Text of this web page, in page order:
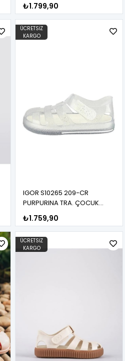
₺1.799,90
IGOR S10265 209-CR
PURPURINA TRA. ÇOCUK
₺1.759,90
ÜCRETSIZ
KARGO
ÜCRETSIZ
KARGO